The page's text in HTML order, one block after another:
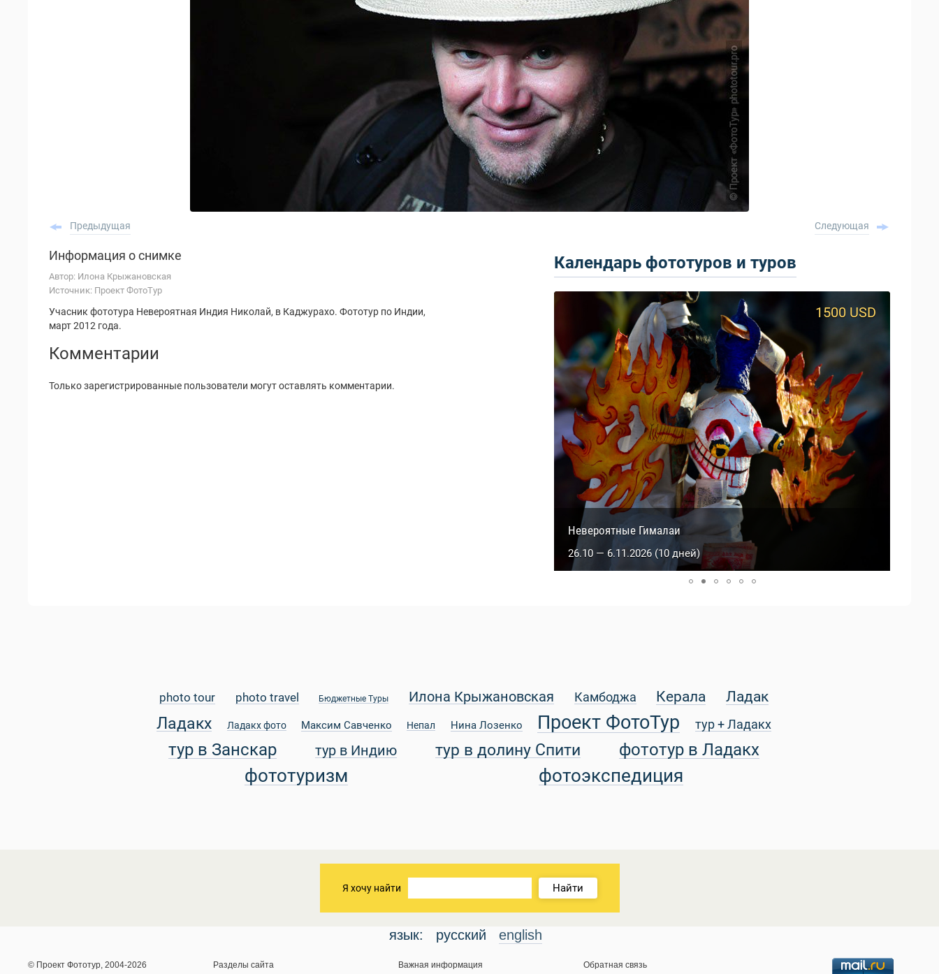
Предыдущая Следующая
Информация о снимке
Автор: Илона Крыжановская
Источник: Проект ФотоТур
Учасник фототура Невероятная Индия Николай, в Каджурахо. Фототур по Индии,
март 2012 года.
Комментарии
Только зарегистрированные пользователи могут оставлять комментарии.
Календарь фототуров и туров
Сакральный Тибет
5.10 — 14.10.2026 (9 дней)
950 USD
Невероятные Гималаи
26.10 — 6.11.2026 (10 дней)
1500 USD
photo tour photo travel Бюджетные Туры Илона Крыжановская Камбоджа Керала Ладак
Ладакх Ладакх фото Максим Савченко Непал Нина Лозенко Проект ФотоТур тур + Ладакх
тур в Занскар тур в Индию тур в долину Спити фототур в Ладакх
фототуризм фотоэкспедиция
Я хочу найти Найти
язык: русский english
© Проект Фототур, 2004-2026 Разделы сайта Важная информация Обратная связь